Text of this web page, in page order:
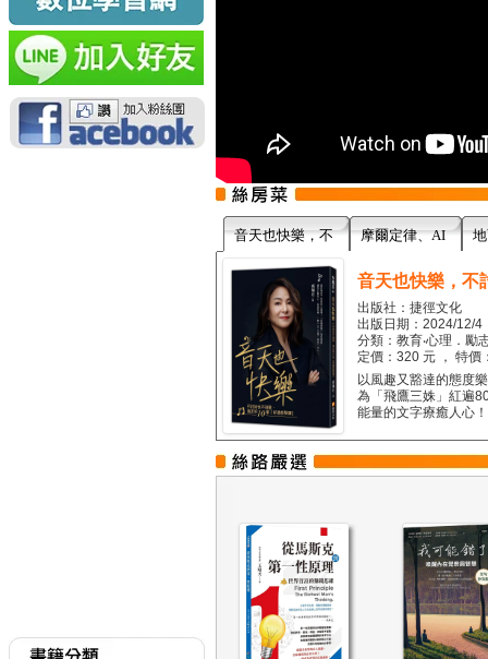
音天也快樂，不 摩爾定律、AI
音天也快樂，不
出版社：捷徑文化
出版日期：2024/12/4
分類：教育‧心理．勵
定價：320 元 ， 特價
以風趣又豁達的態度
為「飛鷹三姝」紅遍
能量的文字療癒人心